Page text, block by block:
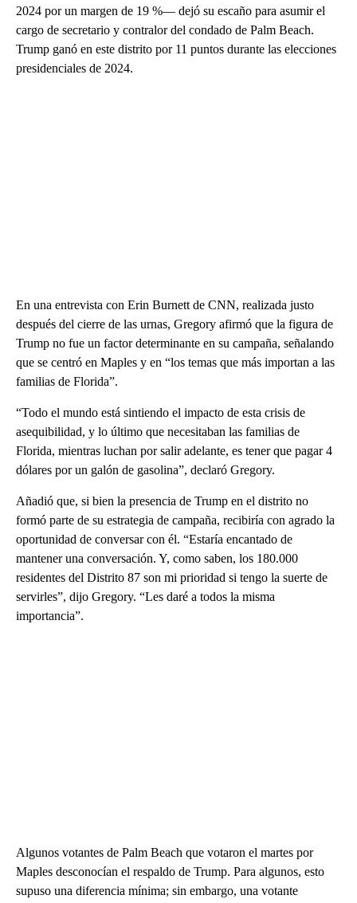
2024 por un margen de 19 %— dejó su escaño para asumir el
cargo de secretario y contralor del condado de Palm Beach.
Trump ganó en este distrito por 11 puntos durante las elecciones
presidenciales de 2024.
En una entrevista con Erin Burnett de CNN, realizada justo
después del cierre de las urnas, Gregory afirmó que la figura de
Trump no fue un factor determinante en su campaña, señalando
que se centró en Maples y en “los temas que más importan a las
familias de Florida”.
“Todo el mundo está sintiendo el impacto de esta crisis de
asequibilidad, y lo último que necesitaban las familias de
Florida, mientras luchan por salir adelante, es tener que pagar 4
dólares por un galón de gasolina”, declaró Gregory.
Añadió que, si bien la presencia de Trump en el distrito no
formó parte de su estrategia de campaña, recibiría con agrado la
oportunidad de conversar con él. “Estaría encantado de
mantener una conversación. Y, como saben, los 180.000
residentes del Distrito 87 son mi prioridad si tengo la suerte de
servirles”, dijo Gregory. “Les daré a todos la misma
importancia”.
Algunos votantes de Palm Beach que votaron el martes por
Maples desconocían el respaldo de Trump. Para algunos, esto
supuso una diferencia mínima; sin embargo, una votante